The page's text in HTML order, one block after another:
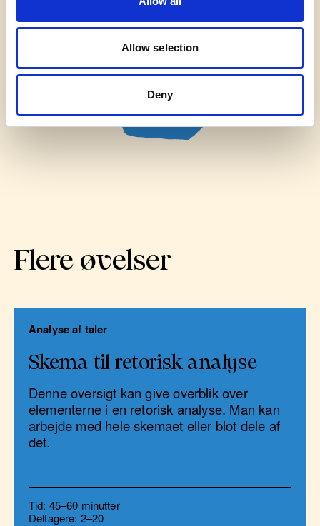
Allow selection
Deny
Flere øvelser
Analyse af taler
Skema til retorisk analyse
Denne oversigt kan give overblik over
elementerne i en retorisk analyse. Man kan
arbejde med hele skemaet eller blot dele af
det.
Tid: 45–60 minutter
Deltagere: 2–20